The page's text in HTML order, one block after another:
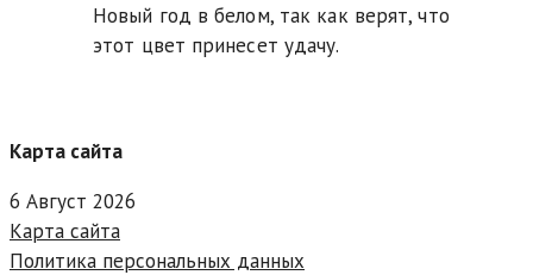
Новый год в белом, так как верят, что
этот цвет принесет удачу.
Карта сайта
6 Август 2026
Карта сайта
Политика персональных данных